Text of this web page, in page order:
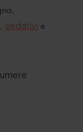
, sedativi e